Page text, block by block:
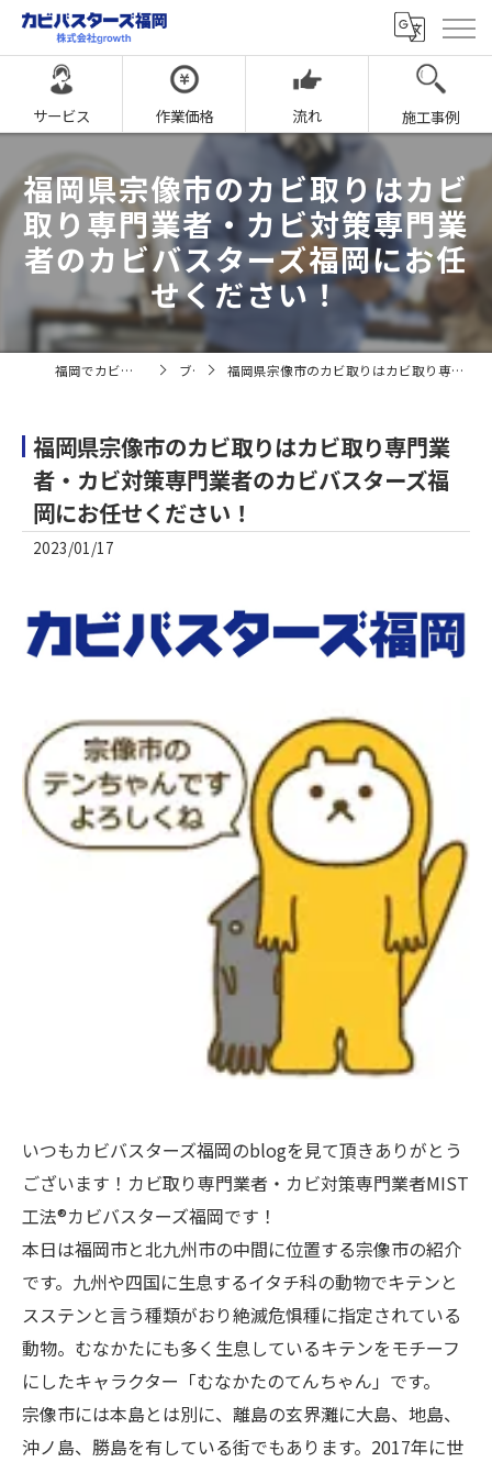
サービス 作業価格 流れ 施工事例
福岡県宗像市のカビ取りはカビ
取り専門業者・カビ対策専門業
者のカビバスターズ福岡にお任
せください！
福岡でカビ取りならカビバスターズ福岡 ブログ 福岡県宗像市のカビ取りはカビ取り専門業者・カビ対策専門業者のカビバスターズ福岡にお任せください！
福岡県宗像市のカビ取りはカビ取り専門業
者・カビ対策専門業者のカビバスターズ福
岡にお任せください！
2023/01/17
いつもカビバスターズ福岡のblogを見て頂きありがとう
ございます！カビ取り専門業者・カビ対策専門業者MIST
工法®カビバスターズ福岡です！
本日は福岡市と北九州市の中間に位置する宗像市の紹介
です。九州や四国に生息するイタチ科の動物でキテンと
スステンと言う種類がおり絶滅危惧種に指定されている
動物。むなかたにも多く生息しているキテンをモチーフ
にしたキャラクター「むなかたのてんちゃん」です。
宗像市には本島とは別に、離島の玄界灘に大島、地島、
沖ノ島、勝島を有している街でもあります。2017年に世